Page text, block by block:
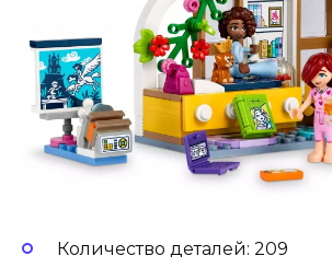
Количество деталей: 209